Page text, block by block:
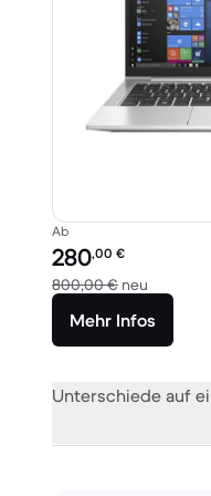
Ab
Preis des erneuerten
280,00 €
800,00 € neu
Mehr Infos
Unterschiede auf